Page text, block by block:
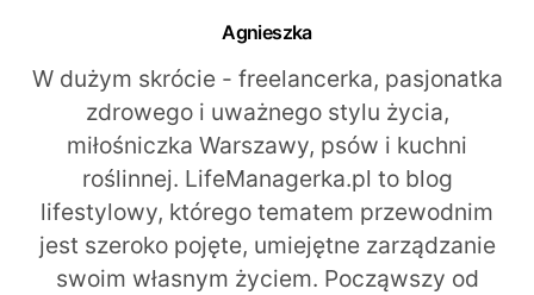
Agnieszka
W dużym skrócie - freelancerka, pasjonatka
zdrowego i uważnego stylu życia,
miłośniczka Warszawy, psów i kuchni
roślinnej. LifeManagerka.pl to blog
lifestylowy, którego tematem przewodnim
jest szeroko pojęte, umiejętne zarządzanie
swoim własnym życiem. Począwszy od